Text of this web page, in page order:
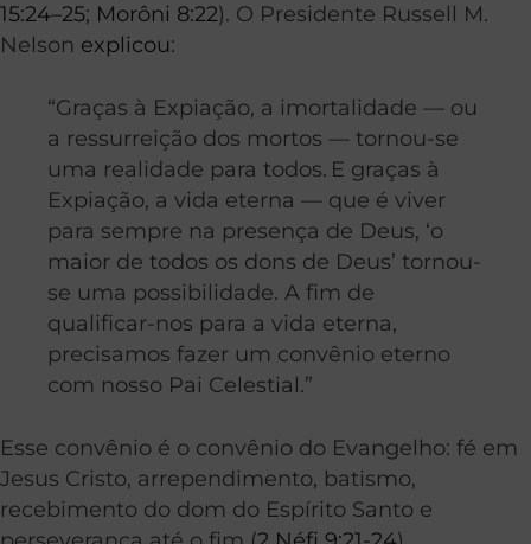
15:24–25; Morôni 8:22). O Presidente Russell M.
Nelson explicou:
“Graças à Expiação, a imortalidade — ou
a ressurreição dos mortos — tornou-se
uma realidade para todos. E graças à
Expiação, a vida eterna — que é viver
para sempre na presença de Deus, ‘o
maior de todos os dons de Deus’ tornou-
se uma possibilidade. A fim de
qualificar-nos para a vida eterna,
precisamos fazer um convênio eterno
com nosso Pai Celestial.”
Esse convênio é o convênio do Evangelho: fé em
Jesus Cristo, arrependimento, batismo,
recebimento do dom do Espírito Santo e